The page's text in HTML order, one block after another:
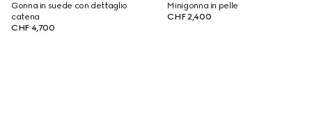
Gonna in suede con dettaglio
catena
CHF 4,700
Minigonna in pelle
CHF 2,400